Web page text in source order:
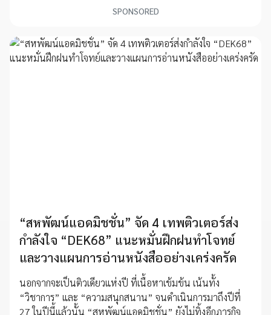
SPONSORED
“สหพัฒน์แอดมิชชั่น” จัด 4 เทพติวเตอร์ส่ง
กำลังใจ “DEK68” แนะหมั่นฝึกฝนทำโจทย์
และวางแผนการอ่านหนังสืออย่างเคร่งครัด
นอกจากจะเป็นติวเดียวแห่งปี ที่เนื้อหาเข้มข้น เน้นทั้ง
“วิชาการ” และ “ความสนุกสนาน” จนดำเนินการมาถึงปีที่
27 ในปีนี้แล้วนั้น “สหพัฒน์แอดมิชชั่น” ยังไม่ทิ้งอีกภารกิจ